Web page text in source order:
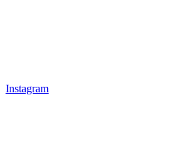
Instagram